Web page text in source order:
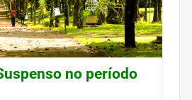
no período